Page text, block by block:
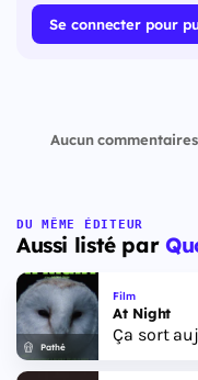
Se connecter pour
Aucun
DU MÊME ÉDITEUR
Aussi listé par
Pathé
Film
At Night
Ça sort